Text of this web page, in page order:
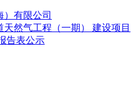
）有限公司
天然气工程（一期） 建设项目
告表公示